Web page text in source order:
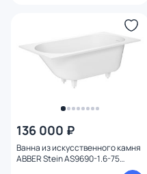
136 000 ₽
Ванна из искусственного камня
ABBER Stein AS9690-1.6-75